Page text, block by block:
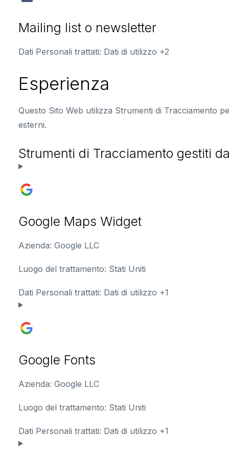
Mailing list o newsletter
Dati Personali trattati: Dati di utilizzo +2
Esperienza
Questo Sito Web utilizza Strumenti di Tracciamento
esterni.
Strumenti di Tracciamento gestiti
Google Maps Widget
Azienda: Google LLC
Luogo del trattamento: Stati Uniti
Dati Personali trattati: Dati di utilizzo +1
Google Fonts
Azienda: Google LLC
Luogo del trattamento: Stati Uniti
Dati Personali trattati: Dati di utilizzo +1